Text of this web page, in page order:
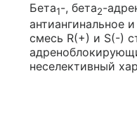
Бета1-, бета2-
антиангинальное
смесь R(+) и S(-)
неселективный